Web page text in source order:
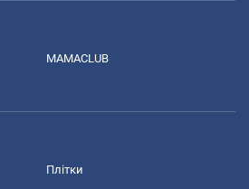
MAMACLUB
Плітки